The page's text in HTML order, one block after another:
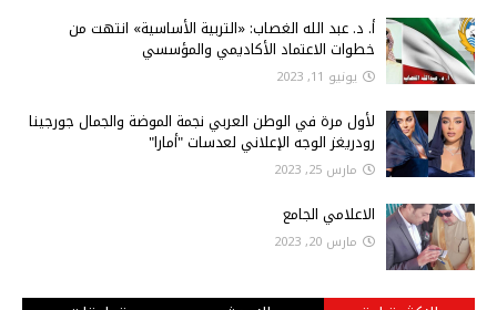
أ‌. د. عبد الله الغصاب: «التربية الأساسية» انتهت من
خطوات الاعتماد الأكاديمي والمؤسسي
يونيو 11, 2023
لأول مرة في الوطن العربي نجمة الموضة والجمال جورجينا
رودريغز الوجه الإعلاني لعدسات "أمارا"
مارس 25, 2023
الاعلامي الجامع
مارس 20, 2023